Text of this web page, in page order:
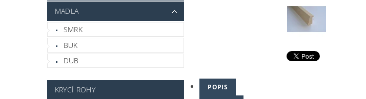
MADLA
SMRK
BUK
DUB
KRYCÍ ROHY
POPIS